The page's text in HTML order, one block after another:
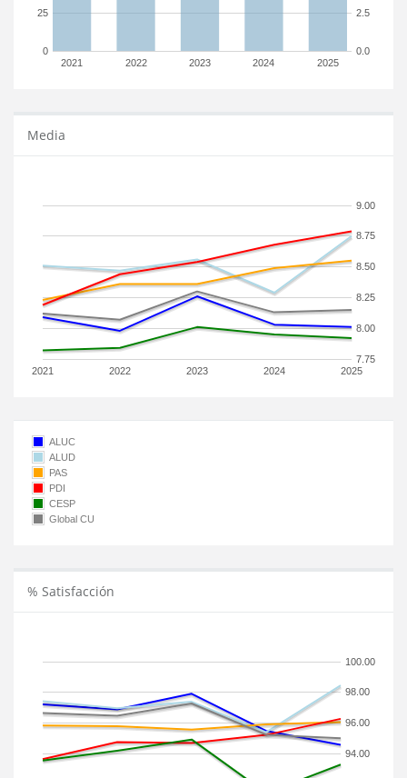
2021 2022 2023 2024 2025
0
25
0.0
2.5
Media
2021 2022 2023 2024 2025
7.75
8.00
8.25
8.50
8.75
9.00
ALUC
ALUD
PAS
PDI
CESP
Global CU
% Satisfacción
94.00
96.00
98.00
100.00